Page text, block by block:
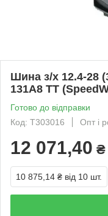
Шина з/х 12.4-28
131A8 TT
Готово до відправки
Код: T303016
Опт і
12 071,40 ₴
10 875,14 ₴ від 10 шт.